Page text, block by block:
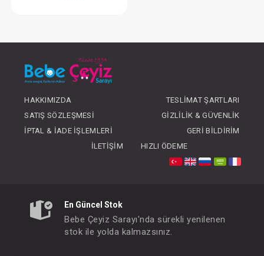
OLUNUZ
HAKKIMIZDA
TESLIMAT ŞARTLARI
SATIŞ SÖZLEŞMESI
GIZLILIK & GÜVENLIK
İPTAL & İADE İŞLEMLERI
GERI BILDIRIM
İLETIŞIM
HIZLI ÖDEME
En Güncel Stok
Bebe Çeyiz Sarayı'nda sürekli yenilenen
stok ile yolda kalmazsınız.